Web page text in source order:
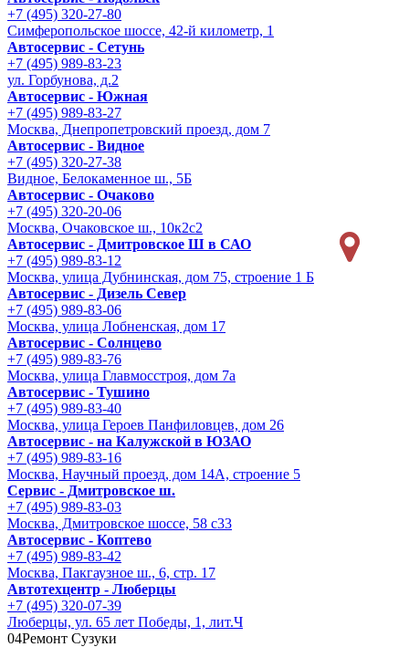
+7 (495) 320-27-80
Симферопольское шоссе, 42-й километр, 1
Автосервис - Сетунь
+7 (495) 989-83-23
ул. Горбунова, д.2
Автосервис - Южная
+7 (495) 989-83-27
Москва, Днепропетровский проезд, дом 7
Автосервис - Видное
+7 (495) 320-27-38
Видное, Белокаменное ш., 5Б
Автосервис - Очаково
+7 (495) 320-20-06
Москва, Очаковское ш., 10к2с2
Автосервис - Дмитровское Ш в САО
+7 (495) 989-83-12
Москва, улица Дубнинская, дом 75, строение 1 Б
Автосервис - Дизель Север
+7 (495) 989-83-06
Москва, улица Лобненская, дом 17
Автосервис - Солнцево
+7 (495) 989-83-76
Москва, улица Главмосстроя, дом 7а
Автосервис - Тушино
+7 (495) 989-83-40
Москва, улица Героев Панфиловцев, дом 26
Автосервис - на Калужской в ЮЗАО
+7 (495) 989-83-16
Москва, Научный проезд, дом 14А, строение 5
Сервис - Дмитровское ш.
+7 (495) 989-83-03
Москва, Дмитровское шоссе, 58 с33
Автосервис - Коптево
+7 (495) 989-83-42
Москва, Пакгаузное ш., 6, стр. 17
Автотехцентр - Люберцы
+7 (495) 320-07-39
Люберцы, ул. 65 лет Победы, 1, лит.Ч
04Ремонт Сузуки